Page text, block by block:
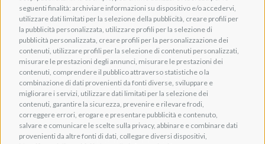
seguenti finalità: archiviare informazioni su dispositivo e/o accedervi,
utilizzare dati limitati per la selezione della pubblicità, creare profili per
la pubblicità personalizzata, utilizzare profili per la selezione di
pubblicità personalizzata, creare profili per la personalizzazione dei
contenuti, utilizzare profili per la selezione di contenuti personalizzati,
misurare le prestazioni degli annunci, misurare le prestazioni dei
contenuti, comprendere il pubblico attraverso statistiche o la
combinazione di dati provenienti da fonti diverse, sviluppare e
migliorare i servizi, utilizzare dati limitati per la selezione dei
contenuti, garantire la sicurezza, prevenire e rilevare frodi,
correggere errori, erogare e presentare pubblicità e contenuto,
salvare e comunicare le scelte sulla privacy, abbinare e combinare dati
provenienti da altre fonti di dati, collegare diversi dispositivi,
info@adeogroup.it
Adeo ProAV
Adeo HomeAV
Adeo Screen
Screen Research
Adeum Cinema Suite